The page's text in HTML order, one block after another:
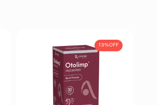
13%OFF